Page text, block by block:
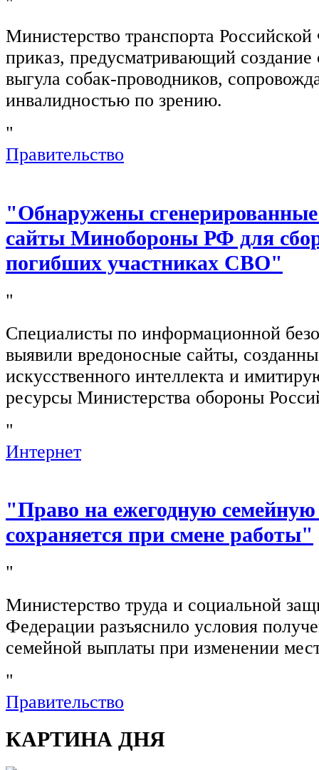
Министерство транспорта
приказ, предусматривающий создание
выгула собак-проводников,
инвалидностью по зрению.
"
Правительство
"Обнаружены
сайты Минобороны РФ для
погибших участниках СВО"
"
Специалисты по информационной
выявили вредоносные сайты,
искусственного интеллекта и
ресурсы Министерства обороны
"
Интернет
"Право на ежегодную
сохраняется при смене работы"
"
Министерство труда и социальной
Федерации разъяснило условия
семейной выплаты при изменении
"
Правительство
КАРТИНА ДНЯ